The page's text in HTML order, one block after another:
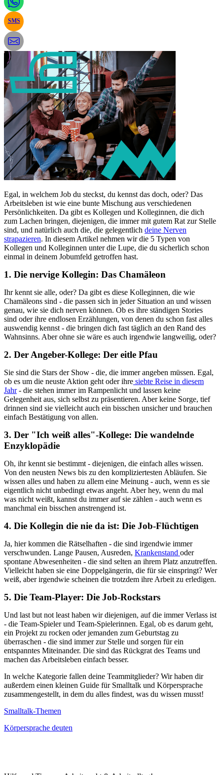
SMS
Egal, in welchem Job du steckst, du kennst das doch, oder? Das
Arbeitsleben ist wie eine bunte Mischung aus verschiedenen
Persönlichkeiten. Da gibt es Kollegen und Kolleginnen, die dich
zum Lachen bringen, diejenigen, die immer mit gutem Rat zur Stelle
sind, und natürlich auch die, die gelegentlich deine Nerven
strapazieren. In diesem Artikel nehmen wir die 5 Typen von
Kollegen und Kolleginnen unter die Lupe, die du sicherlich schon
einmal in deinem Jobumfeld getroffen hast.
1. Die nervige Kollegin: Das Chamäleon
Ihr kennt sie alle, oder? Da gibt es diese Kolleginnen, die wie
Chamäleons sind - die passen sich in jeder Situation an und wissen
genau, wie sie dich nerven können. Ob es ihre ständigen Stories
sind oder ihre endlosen Erzählungen, von denen du schon fast alles
auswendig kennst - die bringen dich fast täglich an den Rand des
Wahnsinns. Aber ohne sie wäre es auch irgendwie langweilig, oder?
2. Der Angeber-Kollege: Der eitle Pfau
Sie sind die Stars der Show - die, die immer angeben müssen. Egal,
ob es um die neuste Aktion geht oder ihre siebte Reise in diesem
Jahr- die stehen immer im Rampenlicht und lassen keine
Gelegenheit aus, sich selbst zu präsentieren. Aber keine Sorge, tief
drinnen sind sie vielleicht auch ein bisschen unsicher und brauchen
einfach Bestätigung von allen.
3. Der "Ich weiß alles"-Kollege: Die wandelnde
Enzyklopädie
Oh, ihr kennt sie bestimmt - diejenigen, die einfach alles wissen.
Von den neusten News bis zu den kompliziertesten Abläufen. Sie
wissen alles und haben zu allem eine Meinung - auch, wenn es sie
eigentlich nicht unbedingt etwas angeht. Aber hey, wenn du mal
was nicht weißt, kannst du immer auf sie zählen - auch wenn es
manchmal ein bisschen anstrengend ist.
4. Die Kollegin die nie da ist: Die Job-Flüchtigen
Ja, hier kommen die Rätselhaften - die sind irgendwie immer
verschwunden. Lange Pausen, Ausreden, Krankenstand oder
spontane Abwesenheiten - die sind selten an ihrem Platz anzutreffen.
Vielleicht haben sie eine Doppelgängerin, die für sie einspringt? Wer
weiß, aber irgendwie scheinen die trotzdem ihre Arbeit zu erledigen.
5. Die Team-Player: Die Job-Rockstars
Und last but not least haben wir diejenigen, auf die immer Verlass ist
- die Team-Spieler und Team-Spielerinnen. Egal, ob es darum geht,
ein Projekt zu rocken oder jemanden zum Geburtstag zu
überraschen - die sind immer zur Stelle und sorgen für ein
entspanntes Miteinander. Die sind das Rückgrat des Teams und
machen das Arbeitsleben einfach besser.
In welche Kategorie fallen deine Teammitglieder? Wir haben dir
außerdem einen kleinen Guide für Smalltalk und Körpersprache
zusammengestellt, in dem du alles findest, was du wissen musst!
Smalltalk-Themen
Körpersprache deuten